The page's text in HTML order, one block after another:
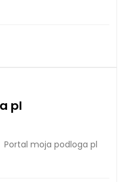
pl
Portal moja podloga pl